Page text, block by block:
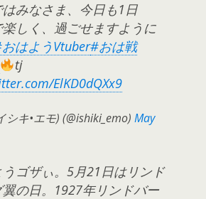
はみなさま、今日も1日
楽しく、過ごせますように
はようVtuber#おは戦
tj
ElKD0dQXx9
キ•エモ) (@ishiki_emo) May
ゴザぃ。5月21日はリンド
の日。1927年リンドバー